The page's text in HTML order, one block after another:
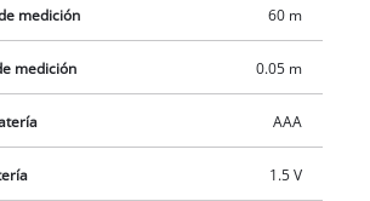
de inactividad protege las pilas. La
de agarre suave queda de forma
en la mano. El medidor de distancia láser
práctica bolsa. Para el funcionamiento
AAA de 1,5 V, que no están incluidas en el
medición 60 m
medición 0.05 m
AAA
1.5 V